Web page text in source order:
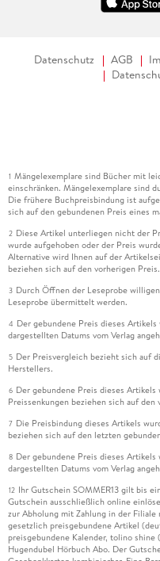
Datenschutz AGB
1 Mängelexemplare sind Bücher mit
einschränken. Mängelexemplare sind
Die frühere Buchpreisbindung ist
sich auf den gebundenen Preis eines
2 Diese Artikel unterliegen nicht der
wurde aufgehoben oder der Preis
Alternative wird Ihnen auf der
beziehen sich auf den vorherigen Preis.
3 Durch Öffnen der Leseprobe
Leseprobe übermittelt werden.
4 Der gebundene Preis dieses
dargestellten Datums vom Verlag
5 Der Preisvergleich bezieht sich auf
Herstellers.
6 Der gebundene Preis dieses Artikels
Preissenkungen beziehen sich auf den
7 Die Preisbindung dieses Artikels
beziehen sich auf den letzten
8 Der gebundene Preis dieses
dargestellten Datums vom Verlag
12 Ihr Gutschein SOMMER13 gilt bis
Gutschein ausschließlich online
zur Abholung mit Zahlung in der
gesetzlich preisgebundene Artikel
preisgebundene Kalender, tolino
Hugendubel Hörbuch Abo. Der